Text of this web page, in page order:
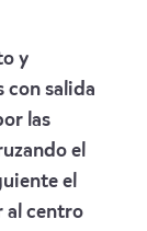
y
con salida
las
el
el
al centro